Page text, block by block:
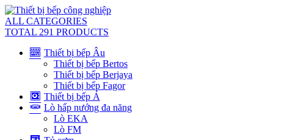
ALL CATEGORIES
TOTAL 291 PRODUCTS
Thiết bị bếp Âu
Thiết bị bếp Bertos
Thiết bị bếp Berjaya
Thiết bị bếp Fagor
Thiết bị bếp Á
Lò hấp nướng đa năng
Lò EKA
Lò FM